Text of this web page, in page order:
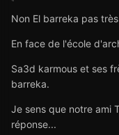
Non El barreka pas
En face de l'école
Sa3d karmous et ses
barreka.
Je sens que notre ami
réponse...